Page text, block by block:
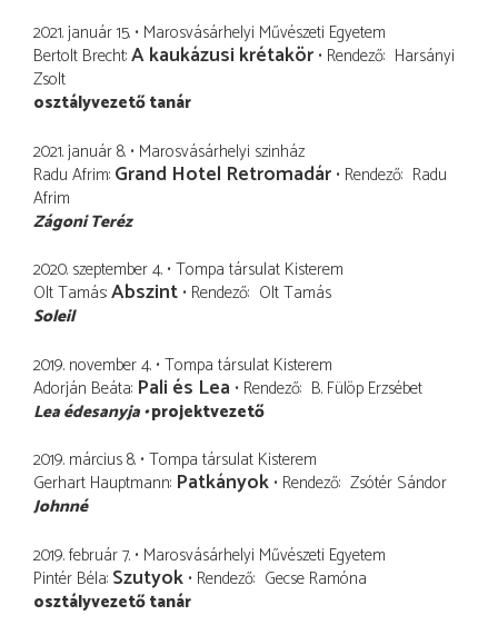
2021. január 15. Marosvásárhelyi Művészeti Egyetem
Bertolt Brecht A kaukázusi krétakör Rendező Harsányi
Zsolt
osztályvezető tanár
2021. január 8. Marosvásárhelyi szinház
Radu Afrim Grand Hotel Retromadár Rendező Radu
Afrim
Zágoni Teréz
2020. szeptember 4. Tompa társulat Kisterem
Olt Tamás Abszint Rendező Olt Tamás
Soleil
2019. november 4. Tompa társulat Kisterem
Adorján Beáta Pali és Lea Rendező B. Fülöp Erzsébet
Lea édesanyja projektvezető
2019. március 8. Tompa társulat Kisterem
Gerhart Hauptmann Patkányok Rendező Zsótér Sándor
Johnné
2019. február 7. Marosvásárhelyi Művészeti Egyetem
Pintér Béla Szutyok Rendező Gecse Ramóna
osztályvezető tanár